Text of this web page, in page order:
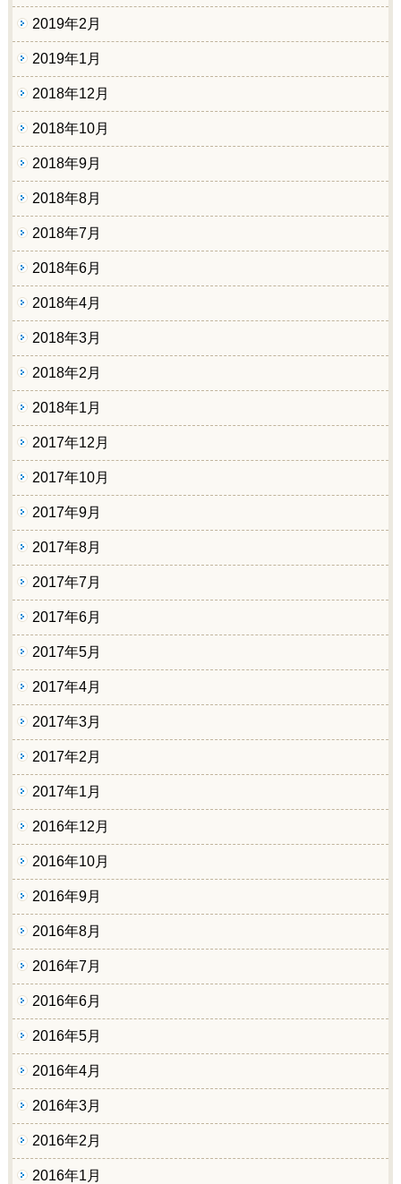
2019年2月
2019年1月
2018年12月
2018年10月
2018年9月
2018年8月
2018年7月
2018年6月
2018年4月
2018年3月
2018年2月
2018年1月
2017年12月
2017年10月
2017年9月
2017年8月
2017年7月
2017年6月
2017年5月
2017年4月
2017年3月
2017年2月
2017年1月
2016年12月
2016年10月
2016年9月
2016年8月
2016年7月
2016年6月
2016年5月
2016年4月
2016年3月
2016年2月
2016年1月